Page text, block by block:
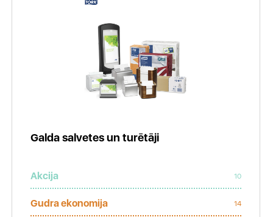
Galda salvetes un turētāji
Akcija 10
Gudra ekonomija 14